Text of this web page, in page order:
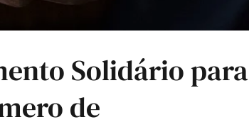
Solidário para
de